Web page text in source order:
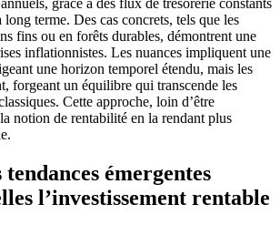
long terme. Des cas concrets, tels que les
fins ou en forêts durables, démontrent une
inflationnistes. Les nuances impliquent une
une horizon temporel étendu, mais les
forgeant un équilibre qui transcende les
Cette approche, loin d’être
notion de rentabilité en la rendant plus
émergentes
l’investissement rentable